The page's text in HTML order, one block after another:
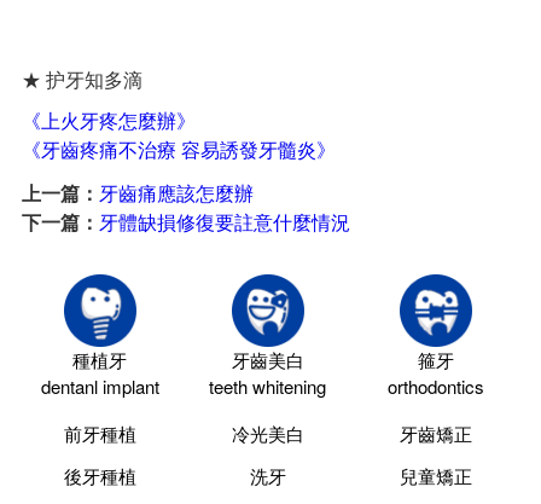
★ 护牙知多滴
《上火牙疼怎麼辦》
《牙齒疼痛不治療 容易誘發牙髓炎》
上一篇： 牙齒痛應該怎麼辦
下一篇： 牙體缺損修復要註意什麼情況
種植牙
dentanl implant
前牙種植
後牙種植
牙齒美白
teeth whitening
冷光美白
洗牙
箍牙
orthodontics
牙齒矯正
兒童矯正